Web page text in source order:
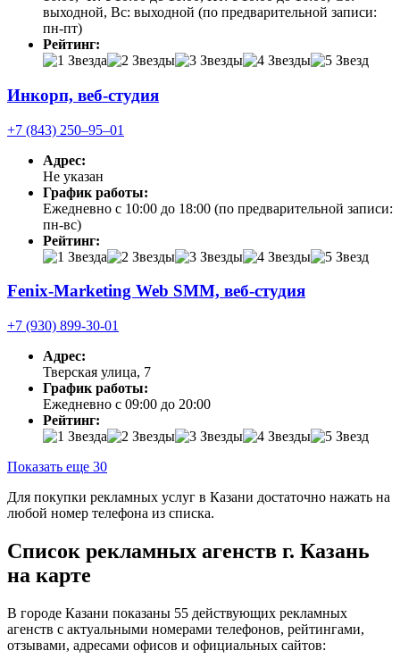
выходной, Вс: выходной (по предварительной записи:
пн-пт)
Рейтинг:
Инкорп, веб-студия
+7 (843) 250‒95‒01
Адрес:
Не указан
График работы:
Ежедневно с 10:00 до 18:00 (по предварительной записи:
пн-вс)
Рейтинг:
Fenix-Marketing Web SMM, веб-студия
+7 (930) 899-30-01
Адрес:
Тверская улица, 7
График работы:
Ежедневно с 09:00 до 20:00
Рейтинг:
Показать еще 30
Для покупки рекламных услуг в Казани достаточно нажать на
любой номер телефона из списка.
Список рекламных агенств г. Казань
на карте
В городе Казани показаны 55 действующих рекламных
агенств с актуальными номерами телефонов, рейтингами,
отзывами, адресами офисов и официальных сайтов: